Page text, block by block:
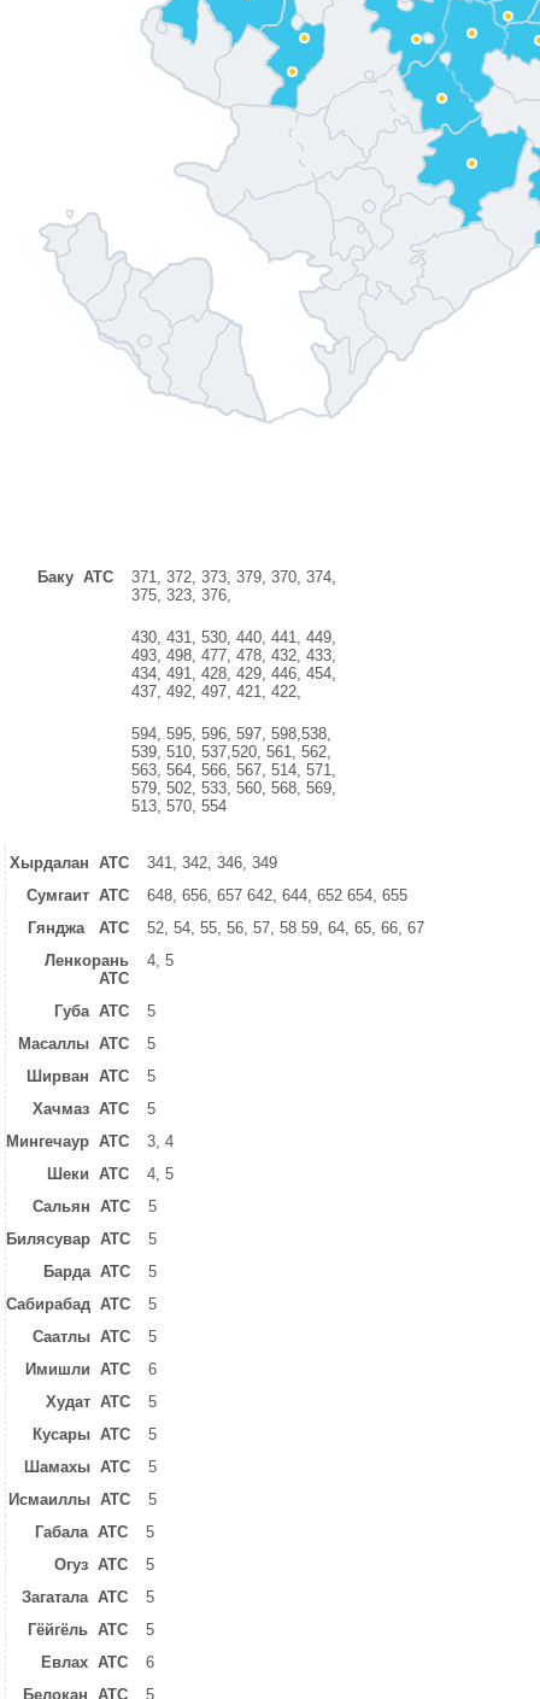
Баку ATC
371, 372, 373, 379, 370, 374,
375, 323, 376,
430, 431, 530, 440, 441, 449,
493, 498, 477, 478, 432, 433,
434, 491, 428, 429, 446, 454,
437, 492, 497, 421, 422,
594, 595, 596, 597, 598,538,
539, 510, 537,520, 561, 562,
563, 564, 566, 567, 514, 571,
579, 502, 533, 560, 568, 569,
513, 570, 554
Хырдалан ATC
341, 342, 346, 349
Сумгаит ATC
648, 656, 657 642, 644, 652 654, 655
Гянджа ATC
52, 54, 55, 56, 57, 58 59, 64, 65, 66, 67
Ленкорань
ATC
4, 5
Губа ATC
5
Масаллы ATC
5
Ширван ATC
5
Хачмаз ATC
5
Мингечаур ATC
3, 4
Шеки ATC
4, 5
Сальян ATC
5
Билясувар ATC
5
Барда ATC
5
Сабирабад ATC
5
Саатлы ATC
5
Имишли ATC
6
Худат ATC
5
Кусары ATC
5
Шамахы ATC
5
Исмаиллы ATC
5
Габала ATC
5
Огуз ATC
5
Загатала ATC
5
Гёйгёль ATC
5
Евлах ATC
6
Белокан ATC
5